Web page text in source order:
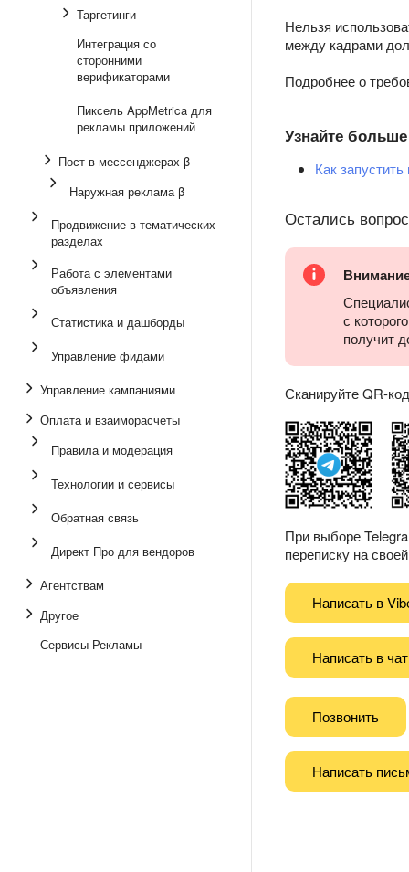
Таргетинги
Интеграция со
сторонними
верификаторами
Пиксель AppMetrica для
рекламы приложений
Пост в мессенджерах β
Наружная реклама β
Продвижение в тематических
разделах
Работа с элементами
объявления
Статистика и дашборды
Управление фидами
Управление кампаниями
Оплата и взаиморасчеты
Правила и модерация
Технологии и сервисы
Обратная связь
Директ Про для вендоров
Агентствам
Другое
Сервисы Рекламы
Нельзя
между кадрами
Подробнее о
Узнайте больше
Как
Остались
с
получит
Сканируйте QR-
При выборе
переписку на
Написать в
Написать в чат
Позвонить
Написать